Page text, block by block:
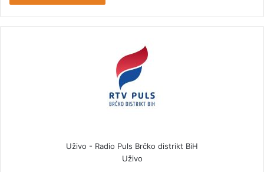
Uživo - Radio Puls Brčko distrikt BiH
Uživo